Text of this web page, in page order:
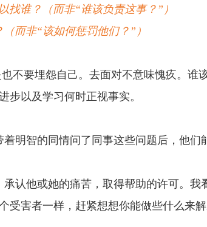
找谁？（而非“谁该负责这事？”）
而非“该如何惩罚他们？”）
不要埋怨自己。去面对不意味愧疚。
步以及学习何时正视事实。
明智的同情问了同事这些问题后，他们
认他或她的痛苦，取得帮助的许可。
受害者一样，赶紧想想你能做些什么来